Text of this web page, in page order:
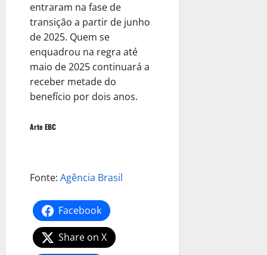
entraram na fase de
transição a partir de junho
de 2025. Quem se
enquadrou na regra até
maio de 2025 continuará a
receber metade do
benefício por dois anos.
Arte EBC
Fonte: Agência Brasil
Facebook
Share on X